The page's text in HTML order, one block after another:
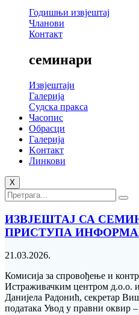
Годишњи извјештај
Чланови
Контакт
семинари
Извјештаји
Галерија
Судска пракса
Часопис
Обрасци
Галерија
Kонтакт
Линкови
X
ИЗВЈЕШТАЈ СА
ПРИСТУПА
21.03.2026.
Комисија за спровођење и
Истраживачким центром д.о.о.
Данијела Радонић, секретар
података Увод у правни оквир